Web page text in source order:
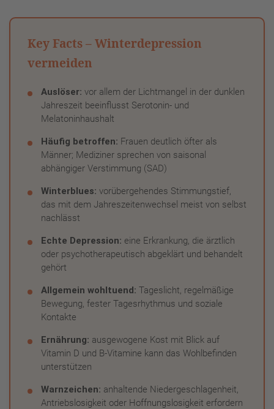
Key Facts – Winterdepression
vermeiden
Auslöser: vor allem der Lichtmangel in der dunklen
Jahreszeit beeinflusst Serotonin- und
Melatoninhaushalt
Häufig betroffen: Frauen deutlich öfter als
Männer; Mediziner sprechen von saisonal
abhängiger Verstimmung (SAD)
Winterblues: vorübergehendes Stimmungstief,
das mit dem Jahreszeitenwechsel meist von selbst
nachlässt
Echte Depression: eine Erkrankung, die ärztlich
oder psychotherapeutisch abgeklärt und behandelt
gehört
Allgemein wohltuend: Tageslicht, regelmäßige
Bewegung, fester Tagesrhythmus und soziale
Kontakte
Ernährung: ausgewogene Kost mit Blick auf
Vitamin D und B-Vitamine kann das Wohlbefinden
unterstützen
Warnzeichen: anhaltende Niedergeschlagenheit,
Antriebslosigkeit oder Hoffnungslosigkeit erfordern